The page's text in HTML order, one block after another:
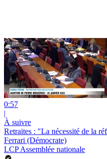
0:57
|
À suivre
Retraites : "La nécessité de la
Ferrari (Démocrate)
LCP Assemblée nationale